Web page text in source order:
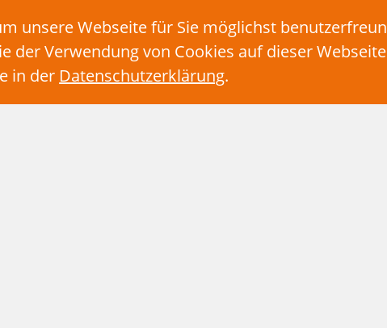
unsere Webseite für Sie möglichst
der Verwendung von Cookies auf dieser
in der Datenschutzerklärung.